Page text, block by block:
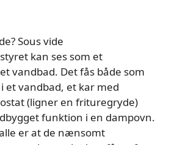
Sous vide
kan ses som et
vandbad. Det fås både som
et vandbad, et kar med
(ligner en frituregryde)
funktion i en dampovn.
er at de nænsomt